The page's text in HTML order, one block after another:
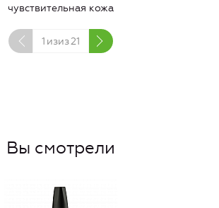
чувствительная кожа
1 изиз21
Вы смотрели